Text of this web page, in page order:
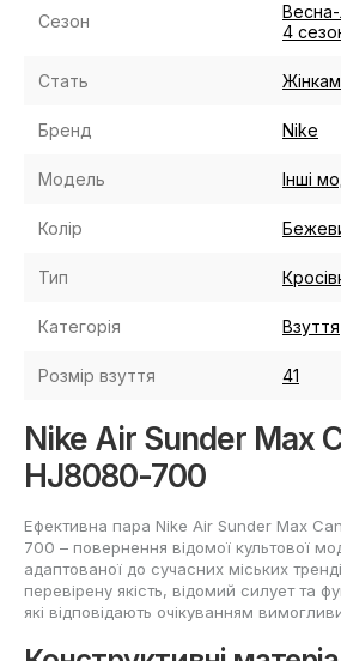
Сезон Весна-
4
Стать Жінкам
Бренд Nike
Модель Інші
Колір
Тип
Категорія Взуття
Розмір взуття 41
Nike Air Sunder Max
HJ8080-700
Ефективна пара Nike Air Sunder Max
700 – повернення відомої культової
адаптованої до сучасних міських
перевірену якість, відомий силует та
які відповідають очікуванням